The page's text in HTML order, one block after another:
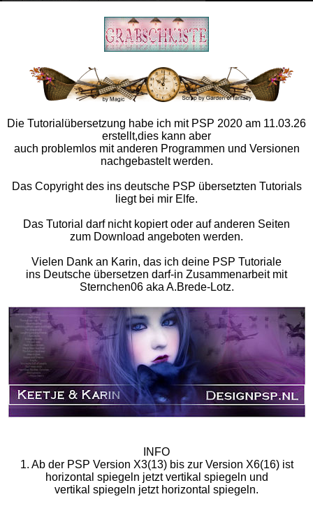
Die Tutorialübersetzung habe ich mit PSP 2020 am 11.03.26
erstellt,dies kann aber
auch problemlos mit anderen Programmen und Versionen
nachgebastelt werden.
Das Copyright des ins deutsche PSP übersetzten Tutorials
liegt bei mir Elfe.
Das Tutorial darf nicht kopiert oder auf anderen Seiten
zum Download angeboten werden.
Vielen Dank an Karin, das ich deine PSP Tutoriale
ins Deutsche übersetzen darf-in Zusammenarbeit mit
Sternchen06 aka A.Brede-Lotz.
INFO
1. Ab der PSP Version X3(13) bis zur Version X6(16) ist
horizontal spiegeln jetzt vertikal spiegeln und
vertikal spiegeln jetzt horizontal spiegeln.